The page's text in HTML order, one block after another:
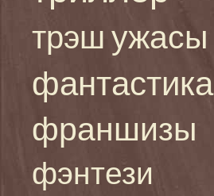
трэш ужасы
фантастика
франшизы
фэнтези